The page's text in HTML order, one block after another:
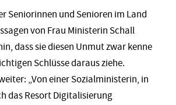
Seniorinnen und Senioren im Land
von Frau Ministerin Schall
dass sie diesen Unmut zwar kenne
Schlüsse daraus ziehe.
„Von einer Sozialministerin, in
das Resort Digitalisierung